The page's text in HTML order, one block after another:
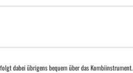
dabei übrigens bequem über das Kombiinstrument.